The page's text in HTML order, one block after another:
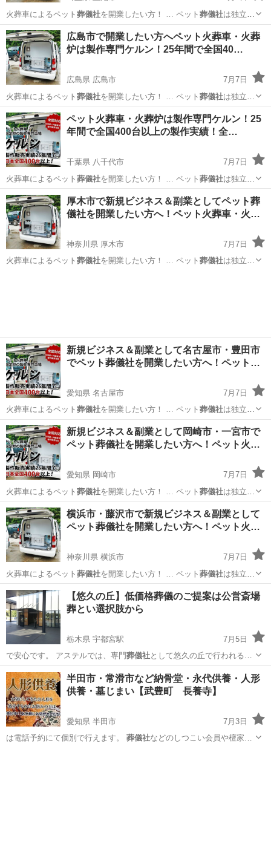
火葬車によるペット 葬儀社 を開業したい方！ … ペット 葬儀社は独立・
起業をする… す。 ペット葬儀社開業サポートとして… ジネスとして
ペット葬儀社を開業し、ペット火… ト火葬車を使用した葬儀社開業を
したい方はお…
埼玉 上尾市 ペット 葬儀社
広島市で開業したい方へペット火葬車・火葬
炉は製作専門ケルン！25年間で全国40…
広島県 広島市
7月7日
火葬車によるペット 葬儀社 を開業したい方！ … ペット 葬儀社は独立・
起業をする… ジネスとしてペット葬儀社を開業し、ペット火… ト火葬
車を使用した葬儀社開業をしたい方はお…
広島 広島市 ペット 葬儀社
ペット火葬車・火葬炉は製作専門ケルン！25
年間で全国400台以上の製作実績！全…
千葉県 八千代市
7月7日
火葬車によるペット 葬儀社 を開業したい方！ … ペット 葬儀社は独立・
起業をする… す。 ペット葬儀社開業サポートとして… ジネスとして
ペット葬儀社を開業し、ペット火… ト火葬車を使用した葬儀社開業を
したい方はお…
千葉 八千代市 ペット 葬儀社
厚木市で新規ビジネス＆副業としてペット葬
儀社を開業したい方へ！ペット火葬車・火…
神奈川県 厚木市
7月7日
火葬車によるペット 葬儀社 を開業したい方！ … ペット 葬儀社は独立・
新規ビジネス＆副業として名古屋市・豊田市
でペット葬儀社を開業したい方へ！ペット…
愛知県 名古屋市
7月7日
火葬車によるペット 葬儀社 を開業したい方！ … ペット 葬儀社は独立・
起業をする… す。 ペット葬儀社開業サポートとして… ジネスとして
ペット葬儀社を開業し、ペット火… ト火葬車を使用した葬儀社開業を
したい方はお…
愛知 名古屋市 ペット 葬儀社
新規ビジネス＆副業として岡崎市・一宮市で
ペット葬儀社を開業したい方へ！ペット火…
愛知県 岡崎市
7月7日
火葬車によるペット 葬儀社 を開業したい方！ … ペット 葬儀社は独立・
起業をする… す。 ペット葬儀社開業サポートとして… ジネスとして
ペット葬儀社を開業し、ペット火… ト火葬車を使用した葬儀社開業を
したい方はお…
愛知 岡崎市 ペット 葬儀社
横浜市・藤沢市で新規ビジネス＆副業として
ペット葬儀社を開業したい方へ！ペット火…
神奈川県 横浜市
7月7日
火葬車によるペット 葬儀社 を開業したい方！ … ペット 葬儀社は独立・
起業をする… す。 ペット葬儀社開業サポートとして… ジネスとして
ペット葬儀社 を開業し、ペット火… ト火葬車を使用した葬儀社開業を
したい方はお…
神奈川 横浜市 ペット 葬儀社
【悠久の丘】低価格葬儀のご提案は公営斎場
葬とい選択肢から
栃木県 宇都宮駅
7月5日
で安心です。 アステルでは、専門葬儀社として悠久の丘で行われる葬
儀形態の全て…
栃木 宇都宮市 宇都宮駅 葬儀 葬儀社
半田市・常滑市など納骨堂・永代供養・人形
供養・墓じまい【武豊町 長養寺】
愛知県 半田市
7月3日
は電話予約にて個別で行えます。 葬儀社などのしつこい会員や檀家の